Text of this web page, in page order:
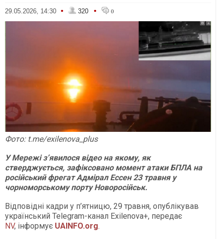
29.05.2026, 14:30 • 320 • 0
Фото: t.me/exilenova_plus
У Мережі з’явилося відео на якому, як
стверджується, зафіксовано момент атаки БПЛА на
російський фрегат Адмірал Ессен 23 травня у
чорноморському порту Новоросійськ.
Відповідні кадри у п’ятницю, 29 травня, опублікував
український Telegram-канал Exilenova+, передає
NV, інформує UAINFO.org.